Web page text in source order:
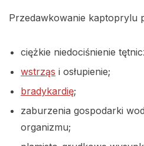
Przedawkowanie kaptoprylu
ciężkie niedociśnienie
wstrząs i osłupienie;
bradykardię;
zaburzenia gospodarki
organizmu;